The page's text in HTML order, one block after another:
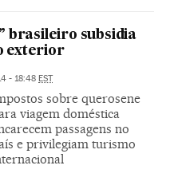
brasileiro subsidia
exterior
- 18:48 EST
sobre querosene
viagem doméstica
passagens no
e privilegiam turismo